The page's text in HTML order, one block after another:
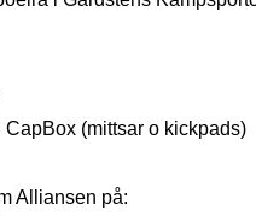
CapBox (mittsar o kickpads)
Alliansen på: